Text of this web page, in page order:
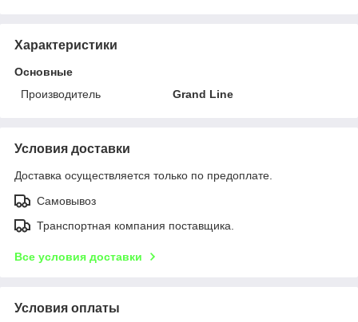
Характеристики
Основные
Производитель
Grand Line
Условия доставки
Доставка осуществляется только по предоплате.
Самовывоз
Транспортная компания поставщика.
Все условия доставки
Условия оплаты